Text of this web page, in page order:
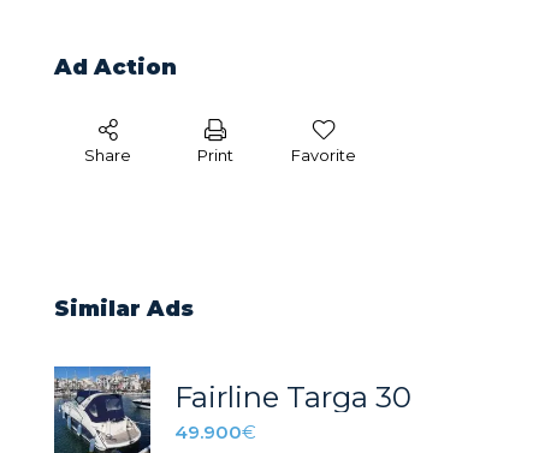
Ad Action
Share Print Favorite
Similar Ads
Fairline Targa 30
49.900€